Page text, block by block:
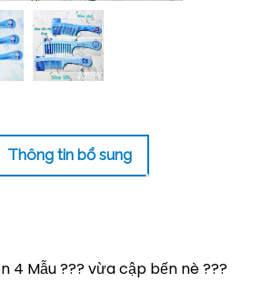
Thông tin bổ sung
4 Mẫu ??? vừa cập bến nè ???